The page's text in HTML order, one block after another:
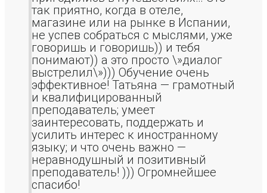
так приятно, когда в отеле,
магазине или на рынке в Испании,
не успев собраться с мыслями, уже
говоришь и говоришь)) и тебя
понимают)) а это просто \»диалог
выстрелил\»))) Обучение очень
эффективное! Татьяна — грамотный
и квалифицированный
преподаватель; умеет
заинтересовать, поддержать и
усилить интерес к иностранному
языку; и что очень важно —
неравнодушный и позитивный
преподаватель! ))) Огромнейшее
спасибо!